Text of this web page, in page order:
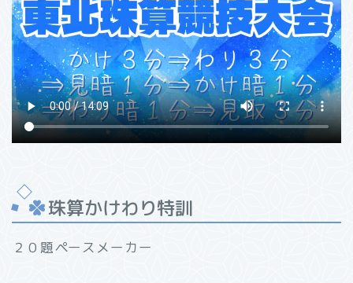
珠算かけわり特訓
２０題ペースメーカー